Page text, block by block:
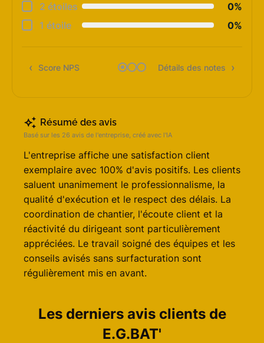
2 étoiles
0%
1 étoile
0%
Score NPS Détails des notes
Résumé des avis
Basé sur les 26 avis de l'entreprise, créé avec l'IA
L'entreprise affiche une satisfaction client
exemplaire avec 100% d'avis positifs. Les clients
saluent unanimement le professionnalisme, la
qualité d'exécution et le respect des délais. La
coordination de chantier, l'écoute client et la
réactivité du dirigeant sont particulièrement
appréciées. Le travail soigné des équipes et les
conseils avisés sans surfacturation sont
régulièrement mis en avant.
Les derniers avis clients de
E.G.BAT'